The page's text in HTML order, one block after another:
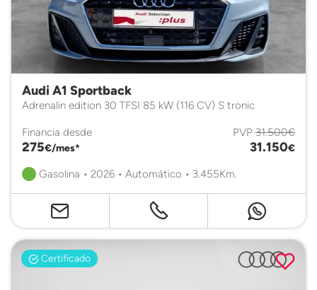
Audi A1 Sportback
Adrenalin edition 30 TFSI 85 kW (116 CV) S tronic
Financia desde
275€/mes*
PVP 31.500€
31.150€
Gasolina • 2026 • Automático • 3.455Km.
Certificado